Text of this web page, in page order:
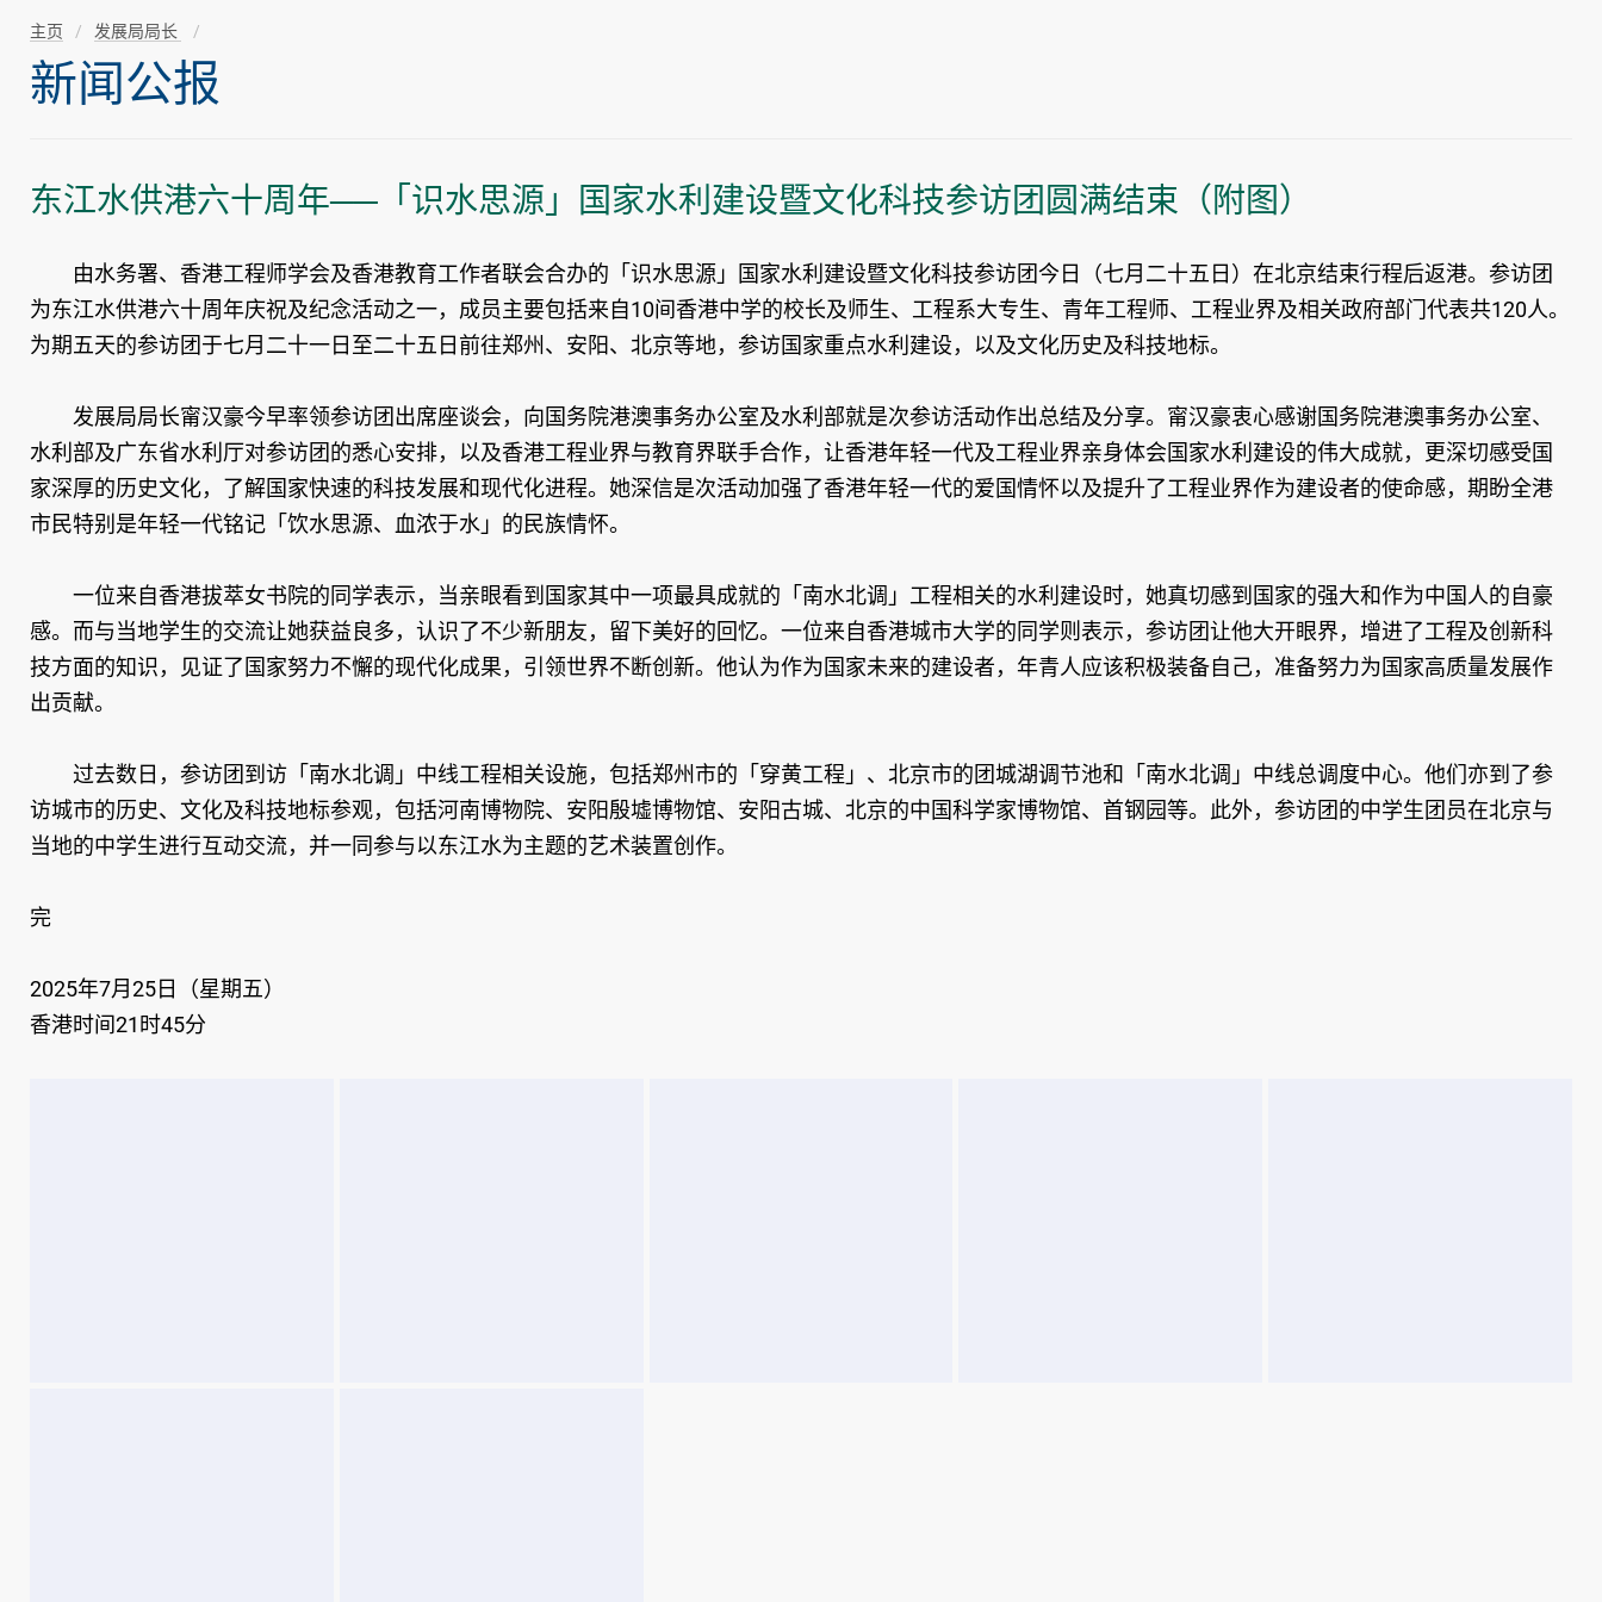
主页 发展局局长
新闻公报
东江水供港六十周年──「识水思源」国家水利建设暨文化科技参访团圆满结束（附图）
由水务署、香港工程师学会及香港教育工作者联会合办的「识水思源」国家水利建设暨文化科技参访团今日（七月二十五日）在北京结束行程后返港。参访团
为东江水供港六十周年庆祝及纪念活动之一，成员主要包括来自10间香港中学的校长及师生、工程系大专生、青年工程师、工程业界及相关政府部门代表共120人。
为期五天的参访团于七月二十一日至二十五日前往郑州、安阳、北京等地，参访国家重点水利建设，以及文化历史及科技地标。
发展局局长甯汉豪今早率领参访团出席座谈会，向国务院港澳事务办公室及水利部就是次参访活动作出总结及分享。甯汉豪衷心感谢国务院港澳事务办公室、
水利部及广东省水利厅对参访团的悉心安排，以及香港工程业界与教育界联手合作，让香港年轻一代及工程业界亲身体会国家水利建设的伟大成就，更深切感受国
家深厚的历史文化，了解国家快速的科技发展和现代化进程。她深信是次活动加强了香港年轻一代的爱国情怀以及提升了工程业界作为建设者的使命感，期盼全港
市民特别是年轻一代铭记「饮水思源、血浓于水」的民族情怀。
一位来自香港拔萃女书院的同学表示，当亲眼看到国家其中一项最具成就的「南水北调」工程相关的水利建设时，她真切感到国家的强大和作为中国人的自豪
感。而与当地学生的交流让她获益良多，认识了不少新朋友，留下美好的回忆。一位来自香港城市大学的同学则表示，参访团让他大开眼界，增进了工程及创新科
技方面的知识，见证了国家努力不懈的现代化成果，引领世界不断创新。他认为作为国家未来的建设者，年青人应该积极装备自己，准备努力为国家高质量发展作
出贡献。
过去数日，参访团到访「南水北调」中线工程相关设施，包括郑州市的「穿黄工程」、北京市的团城湖调节池和「南水北调」中线总调度中心。他们亦到了参
访城市的历史、文化及科技地标参观，包括河南博物院、安阳殷墟博物馆、安阳古城、北京的中国科学家博物馆、首钢园等。此外，参访团的中学生团员在北京与
当地的中学生进行互动交流，并一同参与以东江水为主题的艺术装置创作。
完
2025年7月25日（星期五）
香港时间21时45分